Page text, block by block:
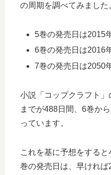
の周期を調べてみました
5巻の発売日は2015
6巻の発売日は2016
7巻の発売日は2050
小説「コップクラフト
までが488日間、6巻か
っています。
これを基に予想をする
巻の発売日は、早けれ